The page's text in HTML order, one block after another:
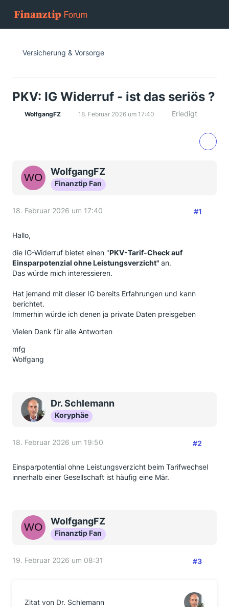
Versicherung & Vorsorge
PKV: IG Widerruf - ist das seriös ?
WolfgangFZ 18. Februar 2026 um 17:40 Erledigt
WolfgangFZ
Finanztip Fan
18. Februar 2026 um 17:40 #1
Hallo,
die IG-Widerruf bietet einen "PKV-Tarif-Check auf
Einsparpotenzial ohne Leistungsverzicht" an.
Das würde mich interessieren.
Hat jemand mit dieser IG bereits Erfahrungen und kann
berichtet.
Immerhin würde ich denen ja private Daten preisgeben
Vielen Dank für alle Antworten
mfg
Wolfgang
Dr. Schlemann
Koryphäe
18. Februar 2026 um 19:50 #2
Einsparpotential ohne Leistungsverzicht beim Tarifwechsel
innerhalb einer Gesellschaft ist häufig eine Mär.
WolfgangFZ
Finanztip Fan
19. Februar 2026 um 08:31 #3
Zitat von Dr. Schlemann